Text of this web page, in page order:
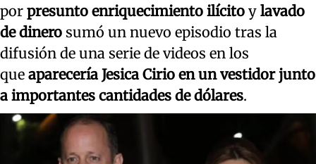
por presunto enriquecimiento ilícito y lavado
de dinero sumó un nuevo episodio tras la
difusión de una serie de videos en los
que aparecería Jesica Cirio en un vestidor junto
a importantes cantidades de dólares.